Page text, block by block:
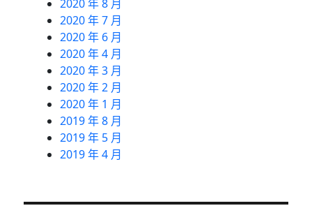
2020 年 8 月
2020 年 7 月
2020 年 6 月
2020 年 4 月
2020 年 3 月
2020 年 2 月
2020 年 1 月
2019 年 8 月
2019 年 5 月
2019 年 4 月